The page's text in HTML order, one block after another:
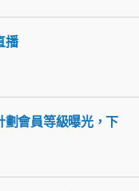
播
劃會員等級曝光，下